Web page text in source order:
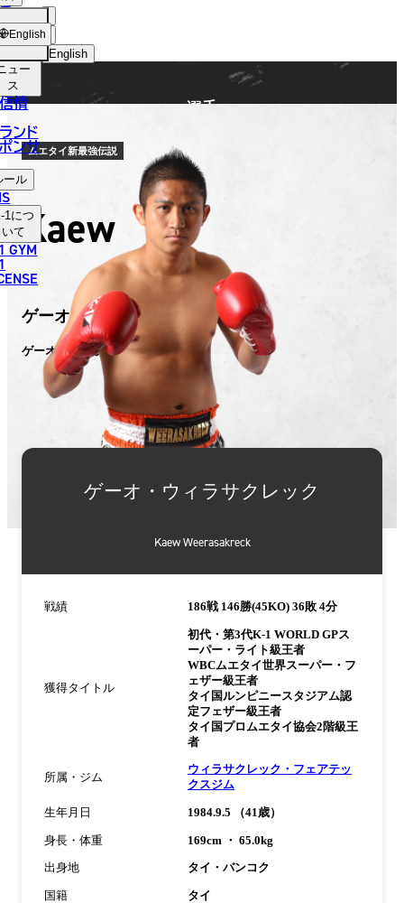
English
한국어
中文（简体）
中文（繁體）
ไทย
ョッ
プ
ュー
ス
情
ンド
ンサ
ール
1につ
いて
GYM
English
選手
ムエタイ新最強伝説
Kaew
ゲーオ・ウィラサクレック
ゲーオ・ウィラサクレック
ゲーオ・ウィラサクレック
Kaew Weerasakreck
戦績 186戦 146勝(45KO) 36敗 4分
獲得タイトル
初代・第3代K-1 WORLD GPス
ーパー・ライト級王者
WBCムエタイ世界スーパー・フ
ェザー級王者
タイ国ルンピニースタジアム認
定フェザー級王者
タイ国プロムエタイ協会2階級王
者
所属・ジム
ウィラサクレック・フェアテッ
クスジム
生年月日 1984.9.5 （41歳）
身長・体重 169cm ・ 65.0kg
出身地 タイ・バンコク
国籍 タイ